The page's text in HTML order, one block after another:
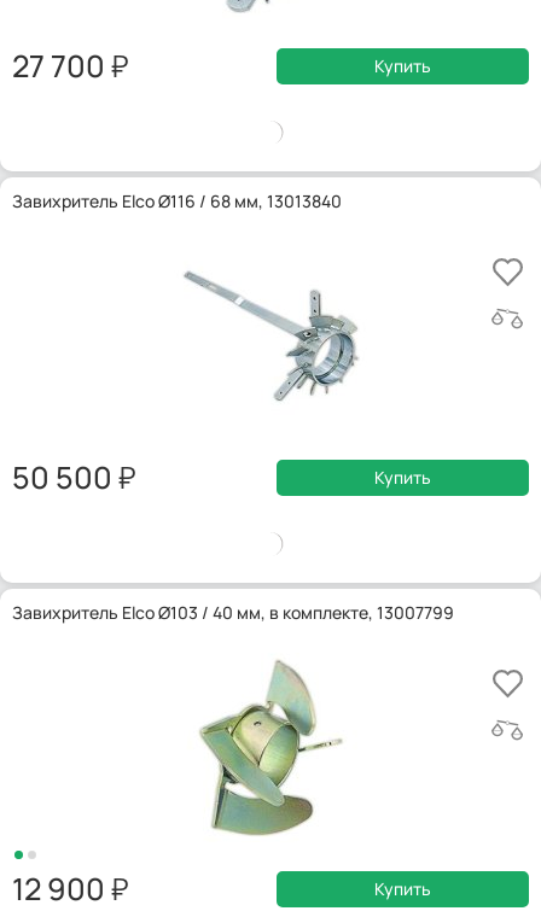
27 700 Купить
Завихритель Elco Ø116 / 68 мм, 13013840
50 500 Купить
Завихритель Elco Ø103 / 40 мм, в комплекте, 13007799
12 900 Купить